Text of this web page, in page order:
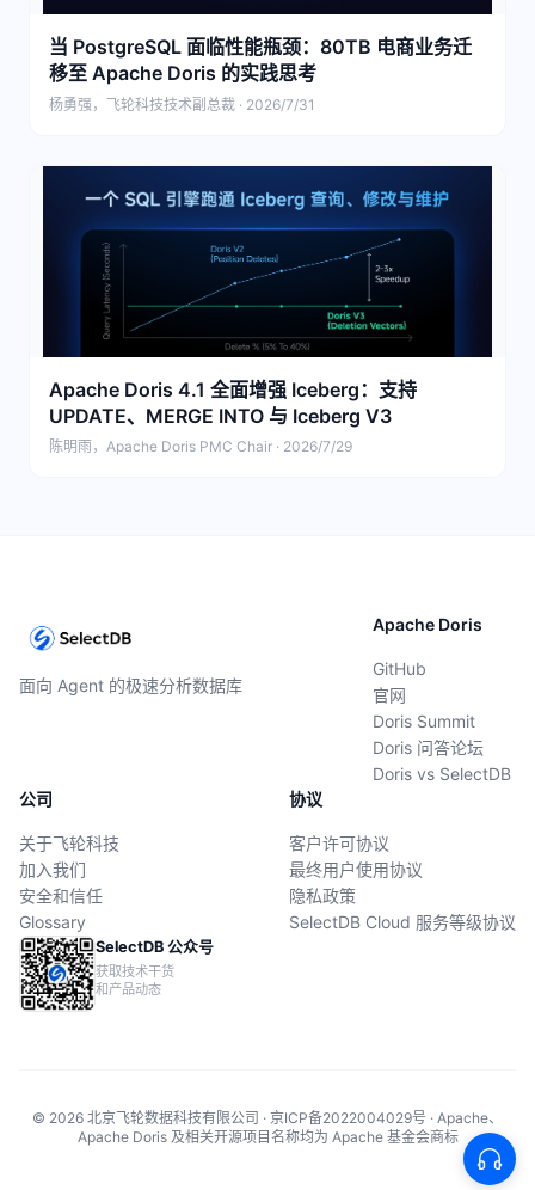
当 PostgreSQL 面临性能瓶颈：80TB 电商业务迁
移至 Apache Doris 的实践思考
杨勇强，飞轮科技技术副总裁 · 2026/7/31
Apache Doris 4.1 全面增强 Iceberg：支持
UPDATE、MERGE INTO 与 Iceberg V3
陈明雨，Apache Doris PMC Chair · 2026/7/29
面向 Agent 的极速分析数据库
Apache Doris
GitHub
官网
Doris Summit
Doris 问答论坛
Doris vs SelectDB
公司
关于飞轮科技
加入我们
安全和信任
Glossary
协议
客户许可协议
最终用户使用协议
隐私政策
SelectDB Cloud 服务等级协议
SelectDB 公众号
获取技术干货
和产品动态
© 2026 北京飞轮数据科技有限公司 · 京ICP备2022004029号 · Apache、
Apache Doris 及相关开源项目名称均为 Apache 基金会商标